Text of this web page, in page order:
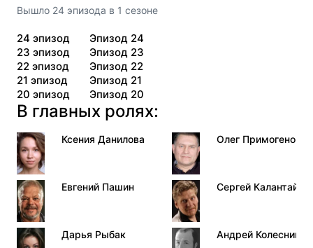
Вышло 24 эпизода в 1 сезоне
24 эпизод
Эпизод 24
23 эпизод
Эпизод 23
22 эпизод
Эпизод 22
21 эпизод
Эпизод 21
20 эпизод Эпизод 20
В главных ролях:
Ксения Данилова
Евгений Пашин
Дарья Рыбак
Олег Примогенов
Сергей Калантай
Андрей Колесник